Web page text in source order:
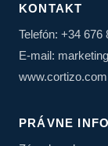
KONTAKT
Telefón: +34 676
E-mail:
www.cortizo.com
PRÁVNE